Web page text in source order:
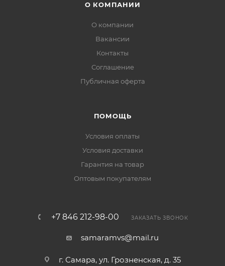
О КОМПАНИИ
О компании
Вакансии
Контакты
Соглашение
Публичная оферта
ПОМОЩЬ
Условия оплаты
Условия доставки
Гарантия на товар
Оптовым покупателям
+7 846 212-98-00 ЗАКАЗАТЬ ЗВОНОК
samaramvs@mail.ru
г. Самара, ул. Грозненская, д. 35